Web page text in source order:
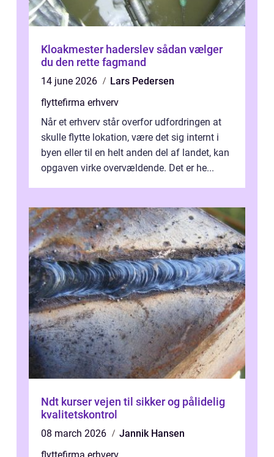
Kloakmester haderslev sådan vælger
du den rette fagmand
14 june 2026
Lars Pedersen
flyttefirma erhverv
Når et erhverv står overfor udfordringen at
skulle flytte lokation, være det sig internt i
byen eller til en helt anden del af landet, kan
opgaven virke overvældende. Det er he...
Ndt kurser vejen til sikker og pålidelig
kvalitetskontrol
08 march 2026
Jannik Hansen